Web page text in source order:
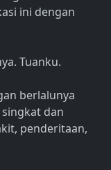
ini dengan
Tuanku.
berlalunya
dan
penderitaan,